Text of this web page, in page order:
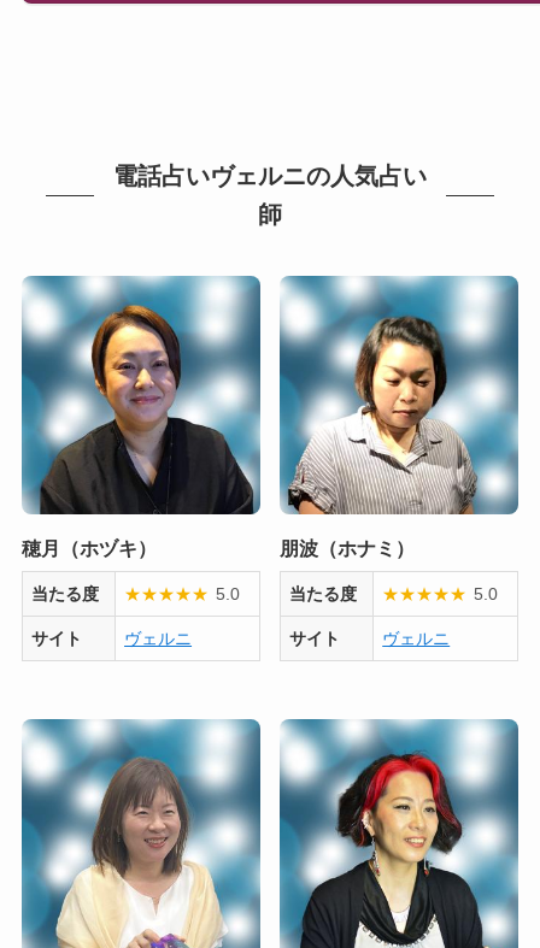
電話占いヴェルニの人気占い
師
穂月（ホヅキ）
当たる度 ★★★★★ 5.0
サイト ヴェルニ
朋波（ホナミ）
当たる度 ★★★★★ 5.0
サイト ヴェルニ